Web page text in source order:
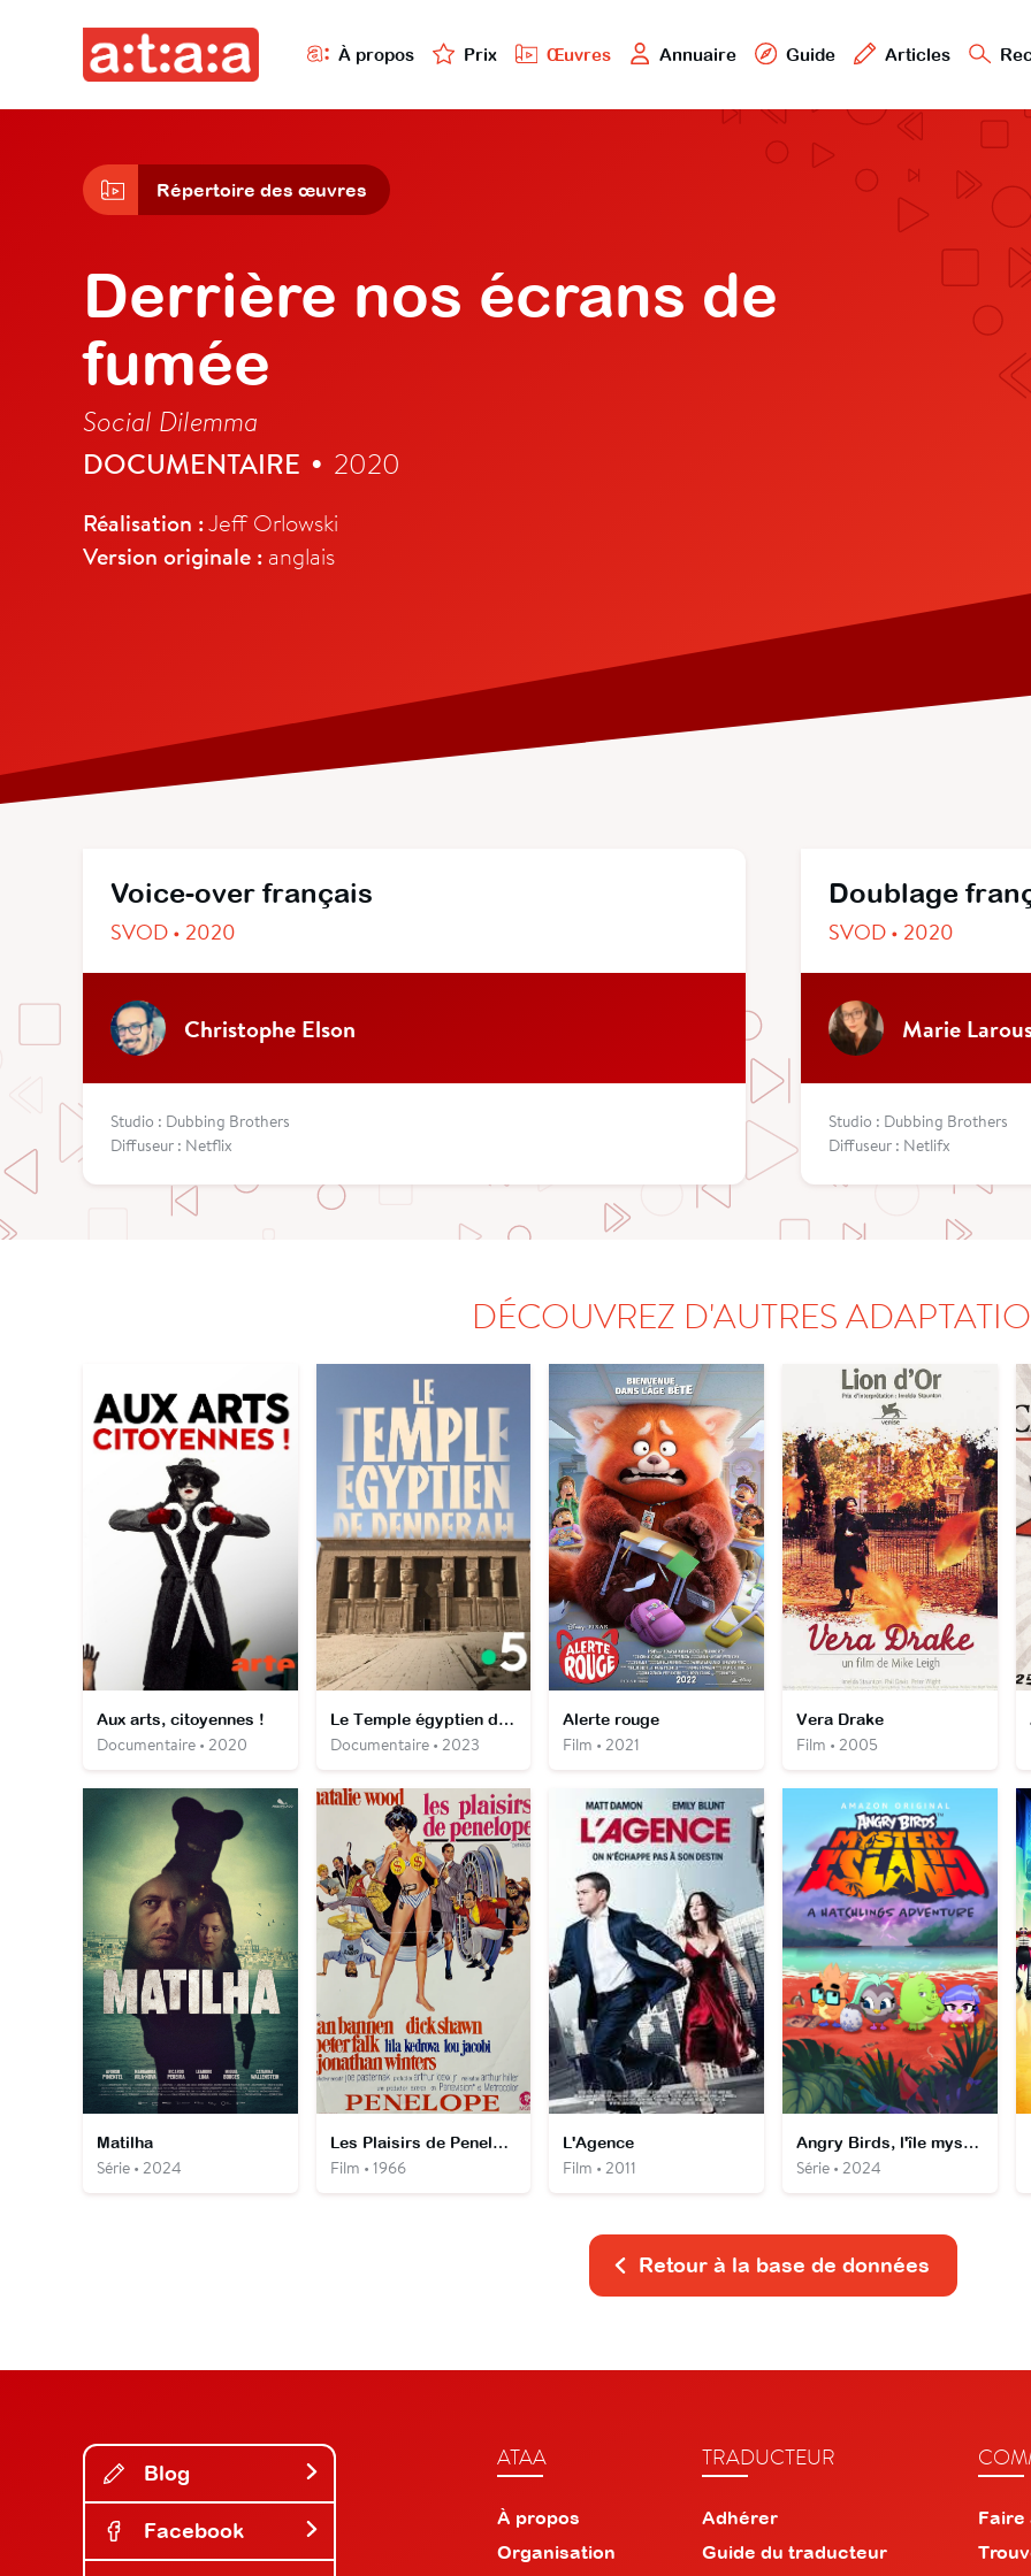
À propos Prix Œuvres Annuaire Guide Articles
Répertoire des œuvres
Derrière nos écrans de
fumée
Social Dilemma
DOCUMENTAIRE • 2020
Réalisation :Jeff Orlowski
Version originale : anglais
Voice-over français
SVOD • 2020
Christophe Elson
Studio : Dubbing Brothers
Diffuseur : Netflix
Doublage
SVOD • 2020
Marie
Studio : Dubbing Brothers
Diffuseur : Netlifx
DÉCOUVREZ D'AUTRES
Aux arts, citoyennes !
Documentaire • 2020
Le Temple égyptien de Dendérah
Documentaire • 2023
Alerte rouge
Film • 2021
Vera Drake
Film • 2005
Matilha
Série • 2024
Les Plaisirs de Penelope
Film • 1966
L'Agence
Film • 2011
Angry Birds, l'île mystérieuse : Les aventures des oisillons
Série • 2024
Retour à la base de données
Blog
Facebook
ATAA
À propos
Organisation
TRADUCTEUR
Adhérer
Guide du traducteur